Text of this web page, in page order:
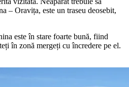
– Oravița, este un traseu deosebit,
este în stare foarte bună, fiind
în zonă mergeți cu încredere pe el.